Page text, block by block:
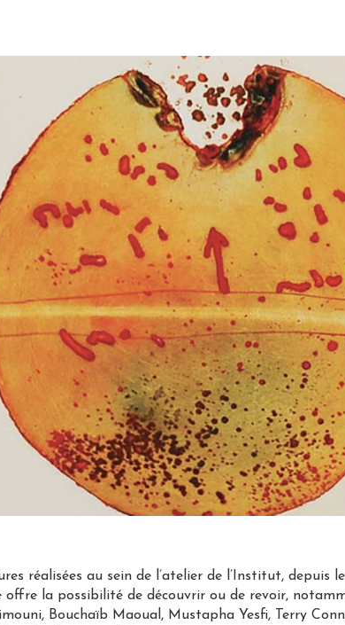
réalisées au sein de l’atelier de l’Institut, depuis
la possibilité de découvrir ou de revoir,
Bouchaïb Maoual, Mustapha Yesfi, Terry